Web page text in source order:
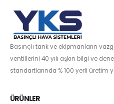
Basınçlı tank ve ekipmanların
ventillerini 40 yılı aşkın bilgi ve
standartlarında % 100 yerli üretim
ÜRÜNLER